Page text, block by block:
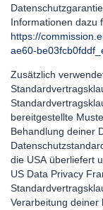
Informationen dazu
https://
ae60-
Zusätzlich
bereitgestellte
Behandlung deiner
die USA überliefert
US Data Privacy
Verarbeitung deiner